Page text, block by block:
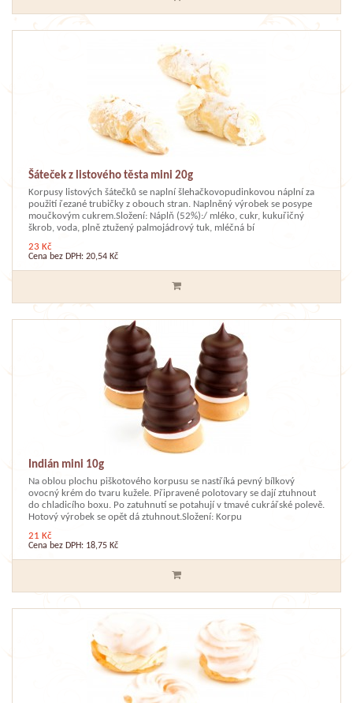
Šáteček z listového těsta mini 20g
Korpusy listových šátečků se naplní šlehačkovopudinkovou náplní za
použití řezané trubičky z obouch stran. Naplněný výrobek se posype
moučkovým cukrem.Složení: Náplň (52%):/ mléko, cukr, kukuřičný
škrob, voda, plně ztužený palmojádrový tuk, mléčná bí
23 Kč
Cena bez DPH: 20,54 Kč
Indián mini 10g
Na oblou plochu piškotového korpusu se nastříká pevný bílkový
ovocný krém do tvaru kužele. Připravené polotovary se dají ztuhnout
do chladicího boxu. Po zatuhnutí se potahují v tmavé cukrářské polevě.
Hotový výrobek se opět dá ztuhnout.Složení: Korpu
21 Kč
Cena bez DPH: 18,75 Kč